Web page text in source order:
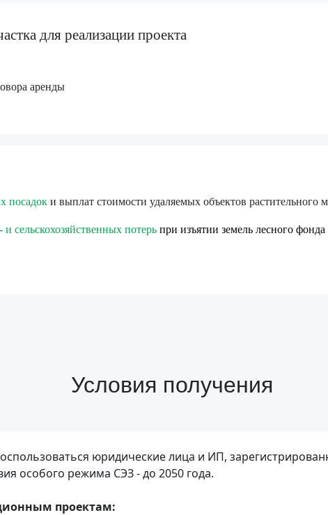
для реализации проекта
аренды
посадок и выплат стоимости удаляемых объектов растительного
сельскохозяйственных потерь при изъятии земель лесного фонда
Условия получения
юридические лица и ИП,
особого режима СЭЗ - до 2050 года.
проектам: